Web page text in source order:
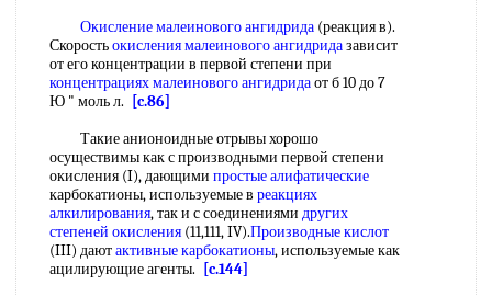
Окисление малеинового ангидрида (реакция в).
Скоростьокисления малеинового ангидридазависит
от его концентрации в первой степени при
концентрациях малеинового ангидридаот б 10 до 7
Ю " моль л.
[c.86]
Такие анионоидные отрывы хорошо
осуществимы как с производными первой степени
окисления (I), дающими простые алифатические
карбокатионы, используемые в реакциях
алкилирования, так и с соединениями других
степеней окисления (11,111, IV).Производные кислот
(III) даютактивные карбокатионы, используемые как
ацилирующие агенты.
[c.144]